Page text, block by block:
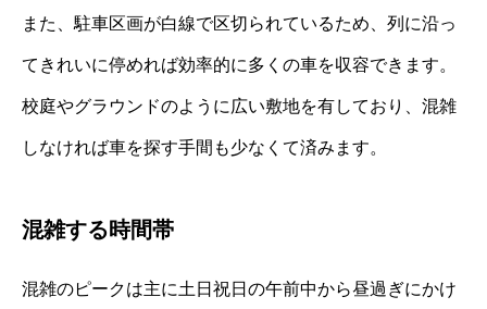
また、駐車区画が白線で区切られているため、列に沿っ
てきれいに停めれば効率的に多くの車を収容できます。
校庭やグラウンドのように広い敷地を有しており、混雑
しなければ車を探す手間も少なくて済みます。
混雑する時間帯
混雑のピークは主に土日祝日の午前中から昼過ぎにかけ